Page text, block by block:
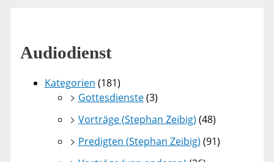
Audiodienst
Kategorien (181)
Gottesdienste(3)
Vorträge (Stephan Zeibig) (48)
Predigten (Stephan Zeibig) (91)